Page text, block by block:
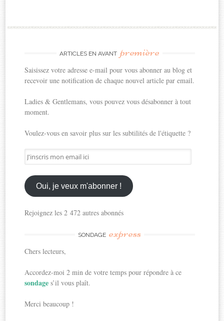
ARTICLES EN AVANT première
Saisissez votre adresse e-mail pour vous abonner au blog et
recevoir une notification de chaque nouvel article par email.
Ladies & Gentlemans, vous pouvez vous désabonner à tout
moment.
Voulez-vous en savoir plus sur les subtilités de l'étiquette ?
J'inscris
mon
email
ici
Oui, je veux m'abonner !
Rejoignez les 2 472 autres abonnés
SONDAGE express
Chers lecteurs,
Accordez-moi 2 min de votre temps pour répondre à ce
sondages’il vous plaît.
Merci beaucoup !